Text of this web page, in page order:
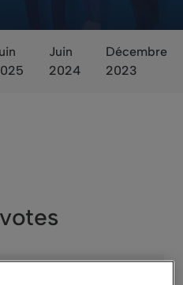
Juin
2024
Décembre
2023